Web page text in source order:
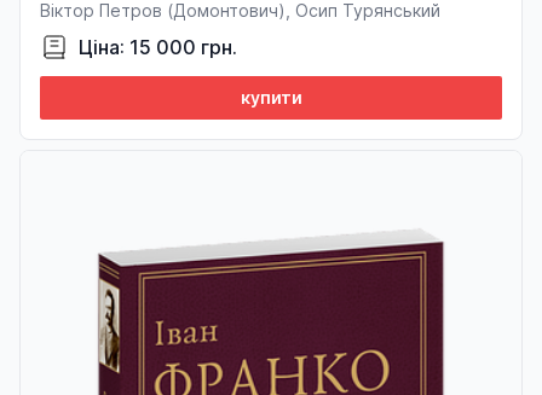
Віктор Петров (Домонтович), Осип Турянський
Ціна: 15 000 грн.
купити